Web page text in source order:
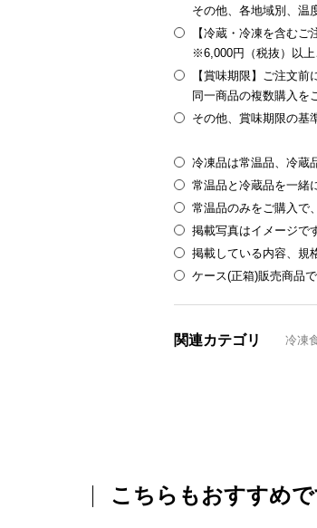
その他、各地域別、温
【冷蔵・冷凍を含む
※6,000円（税抜）以上
【賞味期限】ご注文前
同一商品の複数購入を
その他、賞味期限の基
冷凍品は常温品、冷蔵
常温品と冷蔵品を一緒
常温品のみをご購入で
掲載写真はイメージで
掲載している内容、規
ケース(正箱)販売商品
関連カテゴリ 冷凍
こちらもおすすめ